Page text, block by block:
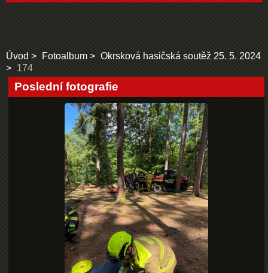
Úvod Fotoalbum
Okrsková hasičská soutěž 25. 5. 2024
174
Poslední fotografie